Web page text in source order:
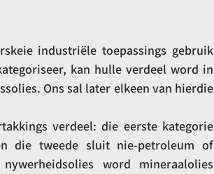
industriële toepassings gebruik
kan hulle verdeel word in
Ons sal later elkeen van hierdie
verdeel: die eerste kategorie
die tweede sluit nie-petroleum of
word mineraalolies